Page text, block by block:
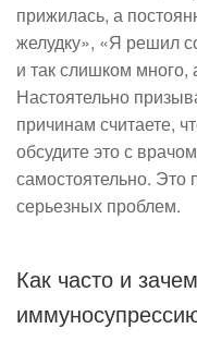
прижилась, а
желудку», «Я решил
и так слишком
Настоятельно
причинам считаете,
обсудите это с
самостоятельно. Это
серьезных проблем.
Как часто и